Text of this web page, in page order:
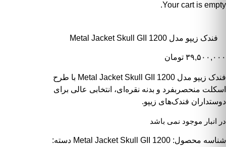
Your cart is empty.
فندک زیپو مدل Metal Jacket Skull GII 1200
۳۹,۵۰۰,۰۰۰ تومان
فندک زیپو مدل Metal Jacket Skull GII 1200 با طرح
اسکلت منحصربفرد و بدنه نقره‌ای، انتخابی عالی برای
دوستداران فندک‌های زیپو.
در انبار موجود نمی باشد
شناسه محصول: Metal Jacket Skull GII 1200 دسته: